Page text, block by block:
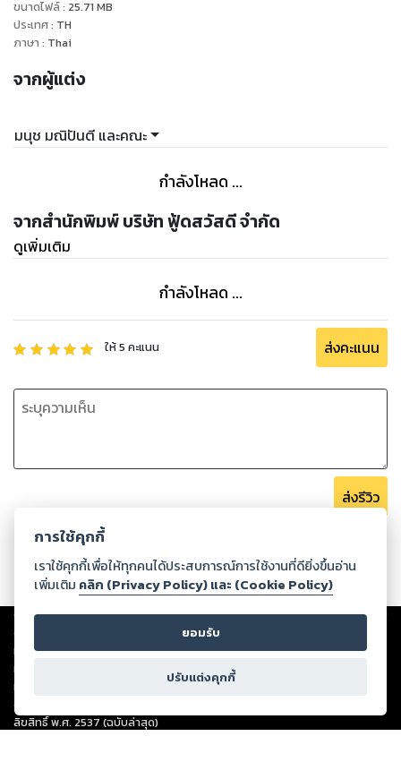
หลากแง่มุมที่น่าสนใจเกินคาด
มีเกร็ดเล็กเกร็ดน้อยที่น่าทึ่งชวนติดตาม
อาหารที่โดดเด่นและแตกต่าง ลิ้มรส
ไปสู่อาหารของวันพรุ่งนี้
ผ่านฝีมือเชฟผู้เป็นดั่งวาทยกรแห่งอาหาร ปรุงแต่งส่วนผสมความ
อร่อย กระทั่งเลิศรสพร้อมนำมา
ฉลอง เปรียบเหมือนอาหารเยียวยา
กายใจและหล่อเลี้ยงจิตวิญญาณ
คนที่สนใจด้านอาหารและอยากอ่านเอาสาระ ย่อมได้ประโยชน์อย่าง
เต็มเปี่ยม ทั้งยังสอดแทรก
และเก็บเป็นความรู้ความทรงจำที่น่าประทับใจได้ไม่ยาก พร้อมสร้าง
แห่งการเสพอาหารในชีวิต
เพราะถ้าความรู้คือศาสตร์ และความรู้สึกคือศิลป์ เราก็รวบรวมทั้ง
มาผสานผสมอย่างกลมกล่อมแล้วใน The Art of Appetite
ขนาดไฟล์: 25.71 MB
ประเทศ: TH
ภาษา : Thai
จากผู้แต่ง
มนุช มณิปันตี และคณะ
กำลังโหลด ...
จากสำนักพิมพ์ บริษัท ฟู้ดสวัสดี จำกัด
ดูเพิ่มเติม
กำลังโหลด ...
ให้5 คะแนน ส่งคะแนน
ส่งรีวิว
Copyright ©2026Storylog Co., Ltd. - สตอรี่ล็อกขอสงวนสิทธิ์ไม่รับผิดชอบ
ต่อผลงานหรือเนื้อหาใดที่อัปโหลดผ่านเว็บไซต์และปรากฏว่าละเมิดสิทธิใน
ทรัพย์สินทางปัญญาของบุคคลอื่นหรือขัดต่อกฎหมายและศีลธรรม ดังนั้น ผู้อ่าน
ทุกท่านโปรดใช้วิจารณญาณในการกลั่นกรองด้วยตนเอง และหากท่านพบว่าส่วน
หนึ่งส่วนใดขัดต่อกฎหมายและศีลธรรม กรุณาแจ้งมายังบริษัท เพื่อทีมงานจะได้
ดำเนินการในทันที ทั้งนี้ ทางสตอรี่ล็อกขอสงวนลิขสิทธิ์ตามพระราชบัญญัติ
ลิขสิทธิ์ พ.ศ. 2537 (ฉบับล่าสุด)
การใช้คุกกี้
เราใช้คุกกี้เพื่อให้ทุกคนได้ประสบการณ์การใช้งานที่ดียิ่งขึ้นอ่าน
เพิ่มเติม คลิก (Privacy Policy) และ (Cookie Policy)
ยอมรับ
ปรับแต่งคุกกี้